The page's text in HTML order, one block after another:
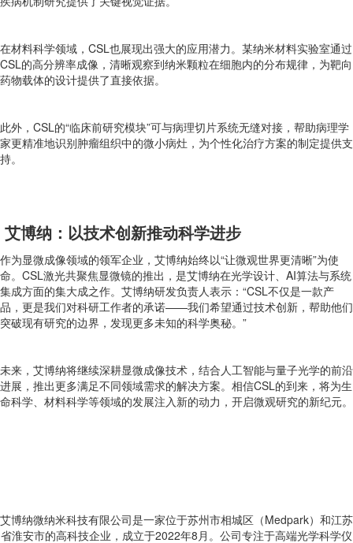
在材料科学领域，CSL也展现出强大的应用潜力。某纳米材料实验室通过
CSL的高分辨率成像，清晰观察到纳米颗粒在细胞内的分布规律，为靶向
药物载体的设计提供了直接依据。
此外，CSL的“临床前研究模块”可与病理切片系统无缝对接，帮助病理学
家更精准地识别肿瘤组织中的微小病灶，为个性化治疗方案的制定提供支
持。
艾博纳：以技术创新推动科学进步
作为显微成像领域的领军企业，艾博纳始终以“让微观世界更清晰”为使
命。CSL激光共聚焦显微镜的推出，是艾博纳在光学设计、AI算法与系统
集成方面的集大成之作。艾博纳研发负责人表示：“CSL不仅是一款产
品，更是我们对科研工作者的承诺——我们希望通过技术创新，帮助他们
突破现有研究的边界，发现更多未知的科学奥秘。”
未来，艾博纳将继续深耕显微成像技术，结合人工智能与量子光学的前沿
进展，推出更多满足不同领域需求的解决方案。相信CSL的到来，将为生
命科学、材料科学等领域的发展注入新的动力，开启微观研究的新纪元。
艾博纳微纳米科技有限公司是一家位于苏州市相城区（Medpark）和江苏
省淮安市的高科技企业，成立于2022年8月。公司专注于高端光学科学仪